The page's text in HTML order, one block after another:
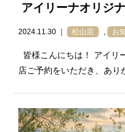
アイリーナオリジ
2024.11.30 ｜ 松山店 お
皆様こんにちは！ アイリ
店ご予約をいただき、あり